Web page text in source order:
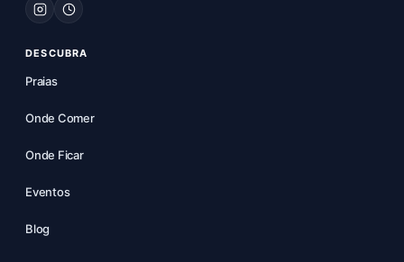
DESCUBRA
Praias
Onde Comer
Onde Ficar
Eventos
Blog